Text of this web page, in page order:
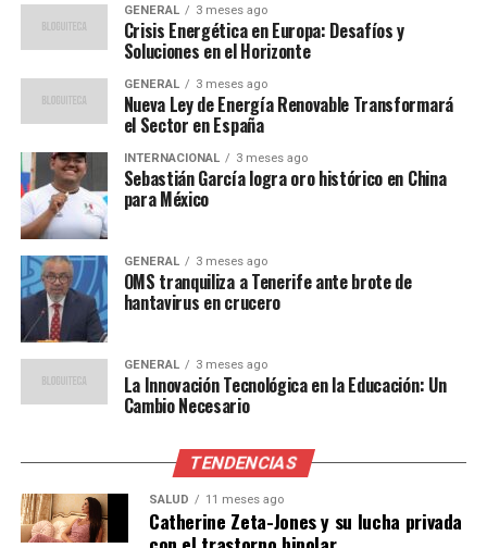
semana
El viernes se mantendrá un patrón similar, con
tormentas en áreas montañosas del interior peninsular
estable y cálido para esta época del año, con
temperaturas que superarán los 30°C en ciudades como
Badajoz, Córdoba y Sevilla. En el sur de Galicia, también
se acercarán a los 30°C, mientras que en el centro,
Madrid rozará los 25°C y Salamanca o Zamora los 27°C.
La aparición de bancos de niebla es posible en puntos
del interior, especialmente en el norte y el este.
El sábado, un frente que se aproxima al noroeste podría
dejar lluvias débiles en Galicia, Asturias y la cordillera
serán escasas, y el sol brillará en la mayoría del
territorio, aunque con algunos bancos de niebla
persistentes en el norte y este. El viento sur elevará las
temperaturas en el Cantábrico, con Bilbao alcanzando
GENERAL 3 meses ago
Crisis Energética en Europa: Desafíos y
Soluciones en el Horizonte
GENERAL 3 meses ago
Nueva Ley de Energía Renovable Transformará
el Sector en España
INTERNACIONAL 3 meses ago
Sebastián García logra oro histórico en China
para México
GENERAL 3 meses ago
OMS tranquiliza a Tenerife ante brote de
hantavirus en crucero
GENERAL 3 meses ago
La Innovación Tecnológica en la Educación: Un
Cambio Necesario
TENDENCIAS
SALUD 11 meses ago
Catherine Zeta-Jones y su lucha privada